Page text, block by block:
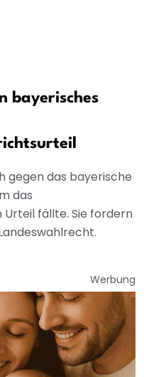
bayerisches
gegen das bayerische
das
Urteil fällte. Sie fordern
Werbung